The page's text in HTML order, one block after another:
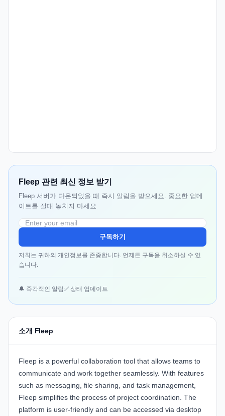
Fleep 관련 최신 정보 받기
Fleep 서버가 다운되었을 때 즉시 알림을 받으세요. 중요한 업데
이트를 절대 놓치지 마세요.
구독하기
저희는 귀하의 개인정보를 존중합니다. 언제든 구독을 취소하실 수 있
습니다.
🔔 즉각적인 알림✅ 상태 업데이트
소개 Fleep
Fleep is a powerful collaboration tool that allows teams to
communicate and work together seamlessly. With features
such as messaging, file sharing, and task management,
Fleep simplifies the process of project coordination. The
platform is user-friendly and can be accessed via desktop